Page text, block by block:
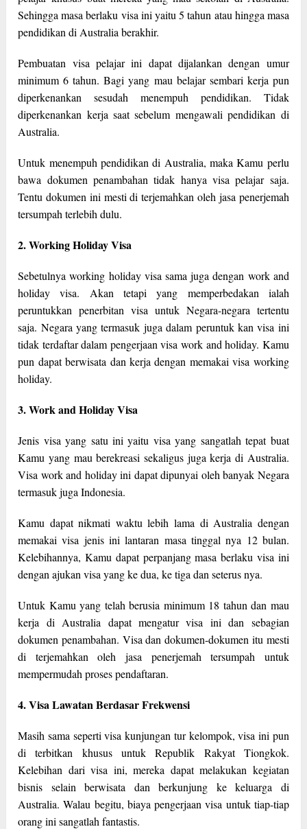
Sehingga masa berlaku visa ini yaitu 5 tahun atau hingga masa
pendidikan di Australia berakhir.
Pembuatan visa pelajar ini dapat dijalankan dengan umur
minimum 6 tahun. Bagi yang mau belajar sembari kerja pun
diperkenankan sesudah menempuh pendidikan. Tidak
diperkenankan kerja saat sebelum mengawali pendidikan di
Australia.
Untuk menempuh pendidikan di Australia, maka Kamu perlu
bawa dokumen penambahan tidak hanya visa pelajar saja.
Tentu dokumen ini mesti di terjemahkan oleh jasa penerjemah
tersumpah terlebih dulu.
2. Working Holiday Visa
Sebetulnya working holiday visa sama juga dengan work and
holiday visa. Akan tetapi yang memperbedakan ialah
peruntukkan penerbitan visa untuk Negara-negara tertentu
saja. Negara yang termasuk juga dalam peruntuk kan visa ini
tidak terdaftar dalam pengerjaan visa work and holiday. Kamu
pun dapat berwisata dan kerja dengan memakai visa working
holiday.
3. Work and Holiday Visa
Jenis visa yang satu ini yaitu visa yang sangatlah tepat buat
Kamu yang mau berekreasi sekaligus juga kerja di Australia.
Visa work and holiday ini dapat dipunyai oleh banyak Negara
termasuk juga Indonesia.
Kamu dapat nikmati waktu lebih lama di Australia dengan
memakai visa jenis ini lantaran masa tinggal nya 12 bulan.
Kelebihannya, Kamu dapat perpanjang masa berlaku visa ini
dengan ajukan visa yang ke dua, ke tiga dan seterus nya.
Untuk Kamu yang telah berusia minimum 18 tahun dan mau
kerja di Australia dapat mengatur visa ini dan sebagian
dokumen penambahan. Visa dan dokumen-dokumen itu mesti
di terjemahkan oleh jasa penerjemah tersumpah untuk
mempermudah proses pendaftaran.
4. Visa Lawatan Berdasar Frekwensi
Masih sama seperti visa kunjungan tur kelompok, visa ini pun
di terbitkan khusus untuk Republik Rakyat Tiongkok.
Kelebihan dari visa ini, mereka dapat melakukan kegiatan
bisnis selain berwisata dan berkunjung ke keluarga di
Australia. Walau begitu, biaya pengerjaan visa untuk tiap-tiap
orang ini sangatlah fantastis.